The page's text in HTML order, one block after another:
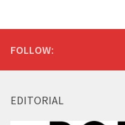
FOLLOW:
EDITORIAL